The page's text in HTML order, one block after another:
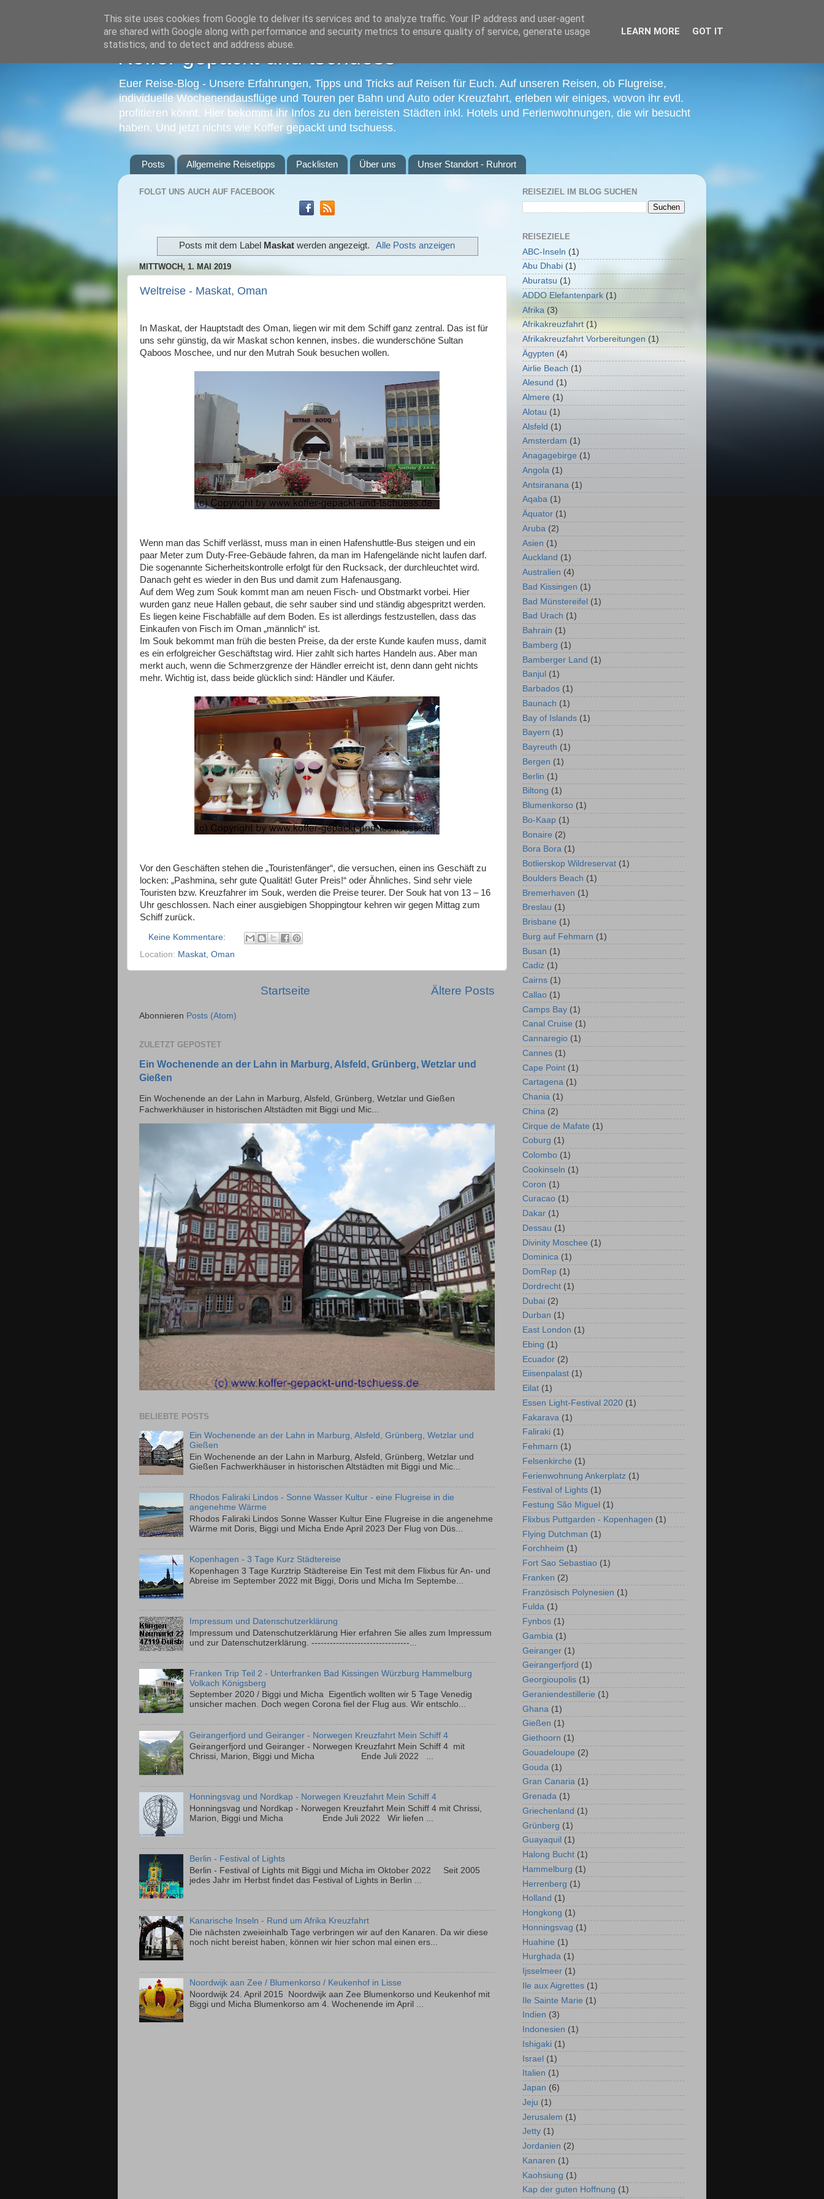
Koffer gepackt und tschuess
Euer Reise-Blog - Unsere Erfahrungen, Tipps und Tricks auf Reisen für Euch. Auf unseren Reisen, ob Flugreise,
individuelle Wochenendausflüge und Touren per Bahn und Auto oder Kreuzfahrt, erleben wir einiges, wovon ihr evtl.
profitieren könnt. Hier bekommt ihr Infos zu den bereisten Städten inkl. Hotels und Ferienwohnungen, die wir besucht
haben. Und jetzt nichts wie Koffer gepackt und tschuess.
Posts Allgemeine Reisetipps Packlisten Über uns Unser Standort - Ruhrort
FOLGT UNS AUCH AUF FACEBOOK
Posts mit dem Label Maskat werden angezeigt. Alle Posts anzeigen
MITTWOCH, 1. MAI 2019
Weltreise - Maskat, Oman
In Maskat, der Hauptstadt des Oman, liegen wir mit dem Schiff ganz zentral. Das ist für
uns sehr günstig, da wir Maskat schon kennen, insbes. die wunderschöne Sultan
Qaboos Moschee, und nur den Mutrah Souk besuchen wollen.
Wenn man das Schiff verlässt, muss man in einen Hafenshuttle-Bus steigen und ein
paar Meter zum Duty-Free-Gebäude fahren, da man im Hafengelände nicht laufen darf.
Die sogenannte Sicherheitskontrolle erfolgt für den Rucksack, der durchleuchtet wird.
Danach geht es wieder in den Bus und damit zum Hafenausgang.
Auf dem Weg zum Souk kommt man am neuen Fisch- und Obstmarkt vorbei. Hier
wurden ganz neue Hallen gebaut, die sehr sauber sind und ständig abgespritzt werden.
Es liegen keine Fischabfälle auf dem Boden. Es ist allerdings festzustellen, dass das
Einkaufen von Fisch im Oman „männlich“ ist.
Im Souk bekommt man früh die besten Preise, da der erste Kunde kaufen muss, damit
es ein erfolgreicher Geschäftstag wird. Hier zahlt sich hartes Handeln aus. Aber man
merkt auch, wenn die Schmerzgrenze der Händler erreicht ist, denn dann geht nichts
mehr. Wichtig ist, dass beide glücklich sind: Händler und Käufer.
Vor den Geschäften stehen die „Touristenfänger“, die versuchen, einen ins Geschäft zu
locken: „Pashmina, sehr gute Qualität! Guter Preis!“ oder Ähnliches. Sind sehr viele
Touristen bzw. Kreuzfahrer im Souk, werden die Preise teurer. Der Souk hat von 13 – 16
Uhr geschlossen. Nach einer ausgiebigen Shoppingtour kehren wir gegen Mittag zum
Schiff zurück.
Keine Kommentare:
Location: Maskat, Oman
Ältere Posts
Startseite
Abonnieren Posts (Atom)
ZULETZT GEPOSTET
Ein Wochenende an der Lahn in Marburg, Alsfeld, Grünberg, Wetzlar und
Gießen
Ein Wochenende an der Lahn in Marburg, Alsfeld, Grünberg, Wetzlar und Gießen
Fachwerkhäuser in historischen Altstädten mit Biggi und Mic...
BELIEBTE POSTS
Ein Wochenende an der Lahn in Marburg, Alsfeld, Grünberg, Wetzlar und
Gießen
Ein Wochenende an der Lahn in Marburg, Alsfeld, Grünberg, Wetzlar und
Gießen Fachwerkhäuser in historischen Altstädten mit Biggi und Mic...
Rhodos Faliraki Lindos - Sonne Wasser Kultur - eine Flugreise in die
angenehme Wärme
Rhodos Faliraki Lindos Sonne Wasser Kultur Eine Flugreise in die angenehme
Wärme mit Doris, Biggi und Micha Ende April 2023 Der Flug von Düs...
Kopenhagen - 3 Tage Kurz Städtereise
Kopenhagen 3 Tage Kurztrip Städtereise Ein Test mit dem Flixbus für An- und
Abreise im September 2022 mit Biggi, Doris und Micha Im Septembe...
Impressum und Datenschutzerklärung
Impressum und Datenschutzerklärung Hier erfahren Sie alles zum Impressum
und zur Datenschutzerklärung. --------------------------------...
Franken Trip Teil 2 - Unterfranken Bad Kissingen Würzburg Hammelburg
Volkach Königsberg
September 2020 / Biggi und Micha Eigentlich wollten wir 5 Tage Venedig
unsicher machen. Doch wegen Corona fiel der Flug aus. Wir entschlo...
Geirangerfjord und Geiranger - Norwegen Kreuzfahrt Mein Schiff 4
Geirangerfjord und Geiranger - Norwegen Kreuzfahrt Mein Schiff 4 mit
Chrissi, Marion, Biggi und Micha Ende Juli 2022 ...
Honningsvag und Nordkap - Norwegen Kreuzfahrt Mein Schiff 4
Honningsvag und Nordkap - Norwegen Kreuzfahrt Mein Schiff 4 mit Chrissi,
Marion, Biggi und Micha Ende Juli 2022 Wir liefen ...
Berlin - Festival of Lights
Berlin - Festival of Lights mit Biggi und Micha im Oktober 2022 Seit 2005
jedes Jahr im Herbst findet das Festival of Lights in Berlin ...
Kanarische Inseln - Rund um Afrika Kreuzfahrt
Die nächsten zweieinhalb Tage verbringen wir auf den Kanaren. Da wir diese
noch nicht bereist haben, können wir hier schon mal einen ers...
Noordwijk aan Zee / Blumenkorso / Keukenhof in Lisse
Noordwijk 24. April 2015 Noordwijk aan Zee Blumenkorso und Keukenhof mit
Biggi und Micha Blumenkorso am 4. Wochenende im April ...
REISEZIEL IM BLOG SUCHEN
REISEZIELE
ABC-Inseln (1)
Abu Dhabi (1)
Aburatsu (1)
ADDO Elefantenpark (1)
Afrika (3)
Afrikakreuzfahrt (1)
Afrikakreuzfahrt Vorbereitungen (1)
Ägypten (4)
Airlie Beach (1)
Alesund (1)
Almere (1)
Alotau (1)
Alsfeld (1)
Amsterdam (1)
Anagagebirge (1)
Angola (1)
Antsiranana (1)
Aqaba (1)
Äquator (1)
Aruba (2)
Asien (1)
Auckland (1)
Australien (4)
Bad Kissingen (1)
Bad Münstereifel (1)
Bad Urach (1)
Bahrain (1)
Bamberg (1)
Bamberger Land (1)
Banjul (1)
Barbados (1)
Baunach (1)
Bay of Islands (1)
Bayern (1)
Bayreuth (1)
Bergen (1)
Berlin (1)
Biltong (1)
Blumenkorso (1)
Bo-Kaap (1)
Bonaire (2)
Bora Bora (1)
Botlierskop Wildreservat (1)
Boulders Beach (1)
Bremerhaven (1)
Breslau (1)
Brisbane (1)
Burg auf Fehmarn (1)
Busan (1)
Cadiz (1)
Cairns (1)
Callao (1)
Camps Bay (1)
Canal Cruise (1)
Cannaregio (1)
Cannes (1)
Cape Point (1)
Cartagena (1)
Chania (1)
China (2)
Cirque de Mafate (1)
Coburg (1)
Colombo (1)
Cookinseln (1)
Coron (1)
Curacao (1)
Dakar (1)
Dessau (1)
Divinity Moschee (1)
Dominica (1)
DomRep (1)
Dordrecht (1)
Dubai (2)
Durban (1)
East London (1)
Ebing (1)
Ecuador (2)
Eiisenpalast (1)
Eilat (1)
Essen Light-Festival 2020 (1)
Fakarava (1)
Faliraki (1)
Fehmarn (1)
Felsenkirche (1)
Ferienwohnung Ankerplatz (1)
Festival of Lights (1)
Festung São Miguel (1)
Flixbus Puttgarden - Kopenhagen (1)
Flying Dutchman (1)
Forchheim (1)
Fort Sao Sebastiao (1)
Franken (2)
Französisch Polynesien (1)
Fulda (1)
Fynbos (1)
Gambia (1)
Geiranger (1)
Geirangerfjord (1)
Georgioupolis (1)
Geraniendestillerie (1)
Ghana (1)
Gießen (1)
Giethoorn (1)
Gouadeloupe (2)
Gouda (1)
Gran Canaria (1)
Grenada (1)
Griechenland (1)
Grünberg (1)
Guayaquil (1)
Halong Bucht (1)
Hammelburg (1)
Herrenberg (1)
Holland (1)
Hongkong (1)
Honningsvag (1)
Huahine (1)
Hurghada (1)
Ijsselmeer (1)
Ile aux Aigrettes (1)
Ile Sainte Marie (1)
Indien (3)
Indonesien (1)
Ishigaki (1)
Israel (1)
Italien (1)
Japan (6)
Jeju (1)
Jerusalem (1)
Jetty (1)
Jordanien (2)
Kanaren (1)
Kaohsiung (1)
Kap der guten Hoffnung (1)
This site uses cookies from Google to deliver its services and to analyze traffic. Your IP address and user-agent
are shared with Google along with performance and security metrics to ensure quality of service, generate usage
statistics, and to detect and address abuse.
LEARN MORE GOT IT